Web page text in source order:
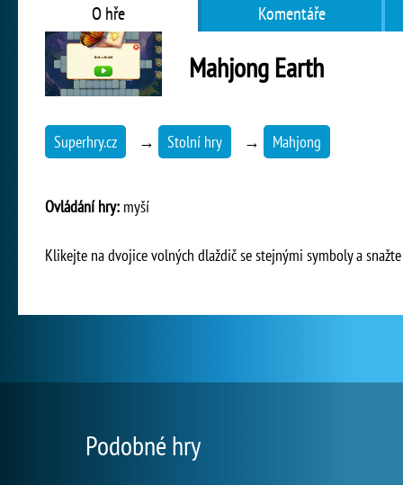
O hře Komentáře
Mahjong Earth
Superhry.cz → Stolní hry → Mahjong
Ovládání hry: myší
Klikejte na dvojice volných dlaždič se stejnými symboly a
Podobné hry